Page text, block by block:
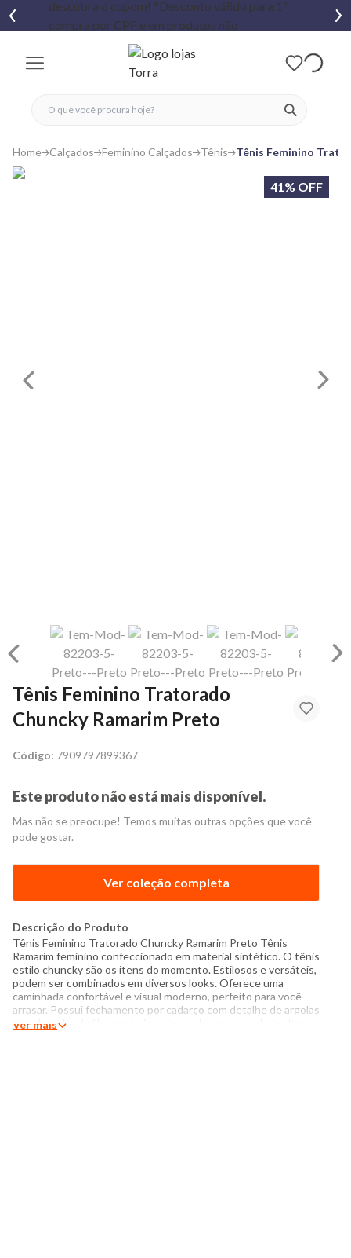
ver
fechar menu
fechar menu
favoritos
Home Calçados Feminino Calçados Tênis Tênis Feminino
41% OFF
Tênis Feminino Tratorado
Chuncky Ramarim Preto
Código: 7909797899367
Este produto não está mais disponível.
Mas não se preocupe! Temos muitas outras opções que você
pode gostar.
Ver coleção completa
Descrição do Produto
Tênis Feminino Tratorado Chuncky Ramarim Preto Tênis
Ramarim feminino confeccionado em material sintético. O tênis
estilo chuncky são os itens do momento. Estilosos e versáteis,
podem ser combinados em diversos looks. Oferece uma
caminhada confortável e visual moderno, perfeito para você
arrasar. Possui fechamento por cadarço com detalhe de argolas
no cabedal, palmilha macia, interior acolchoado e solado alto
Ver mais